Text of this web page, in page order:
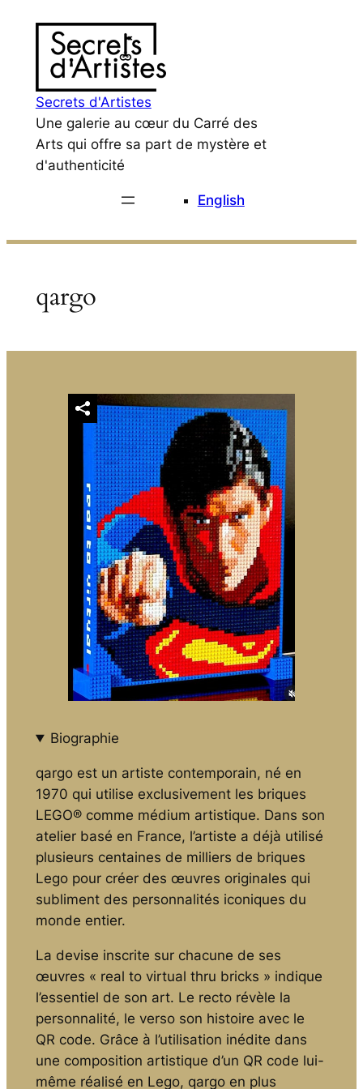
contenu
Secrets d'Artistes
Une galerie au cœur du Carré des
Arts qui offre sa part de mystère et
d'authenticité
English
qargo
qargo est un artiste contemporain, né en
1970 qui utilise exclusivement les briques
LEGO® comme médium artistique. Dans son
atelier basé en France, l’artiste a déjà utilisé
plusieurs centaines de milliers de briques
Lego pour créer des œuvres originales qui
subliment des personnalités iconiques du
monde entier.
La devise inscrite sur chacune de ses
œuvres « real to virtual thru bricks » indique
l’essentiel de son art. Le recto révèle la
personnalité, le verso son histoire avec le
QR code. Grâce à l’utilisation inédite dans
une composition artistique d’un QR code lui-
même réalisé en Lego, qargo en plus